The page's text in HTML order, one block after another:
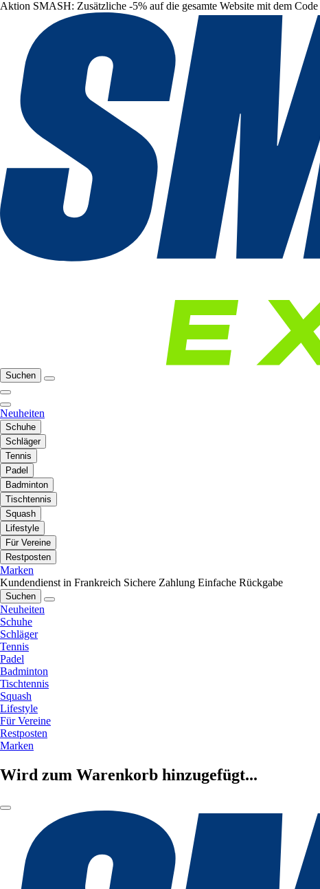
Aktion SMASH: Zusätzliche -5% auf die gesamte Website mit dem Code
Suchen
Neuheiten
Schuhe
Schläger
Tennis
Padel
Badminton
Tischtennis
Squash
Lifestyle
Für Vereine
Restposten
Marken
Kundendienst in Frankreich Sichere Zahlung Einfache Rückgabe
Suchen
Neuheiten
Schuhe
Schläger
Tennis
Padel
Badminton
Tischtennis
Squash
Lifestyle
Für Vereine
Restposten
Marken
Wird zum Warenkorb hinzugefügt...